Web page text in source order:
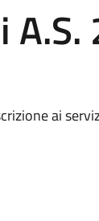
ai